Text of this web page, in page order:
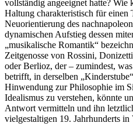
vollständig angeeignet hatte? Wie
Haltung charakteristisch für einen
Neuorientierung des
dynamischen Aufstieg dessen
„musikalische Romantik“
Zeitgenosse von Rossini,
oder Berlioz, der – zumindest,
betrifft, in derselben
Hinwendung zur Philosophie im
Idealismus zu verstehen, könnte
Antwort vermitteln und ihn
vielgestaltigen 19. Jahrhunderts in